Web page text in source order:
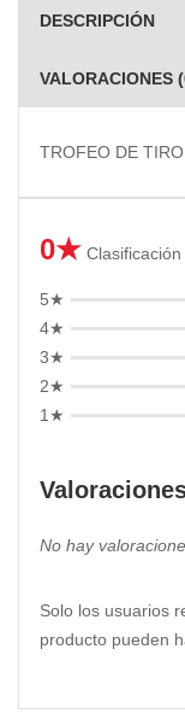
DESCRIPCIÓN
VALORACIONES
TROFEO DE
0★ Clasificación
5★
4★
3★
2★
1★
No hay
Solo los usuarios
producto pueden